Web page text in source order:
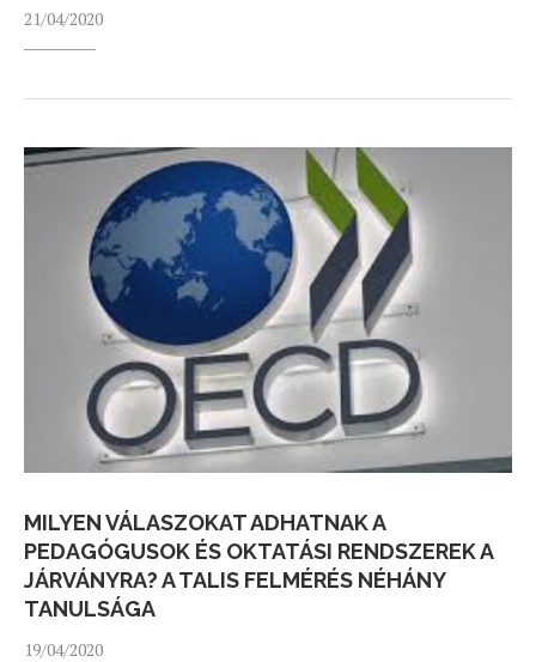
21/04/2020
MILYEN VÁLASZOKAT ADHATNAK A
PEDAGÓGUSOK ÉS OKTATÁSI RENDSZEREK A
JÁRVÁNYRA? A TALIS FELMÉRÉS NÉHÁNY
TANULSÁGA
19/04/2020